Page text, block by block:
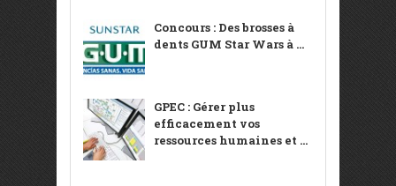
Concours : Des brosses à
dents GUM Star Wars à ...
GPEC : Gérer plus
efficacement vos
ressources humaines et ...